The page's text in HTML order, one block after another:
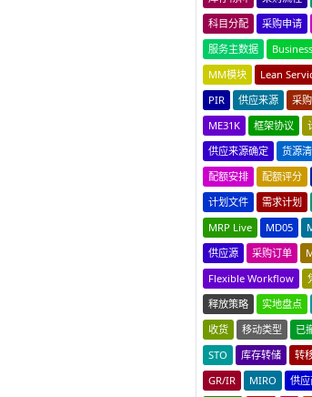
科目分配
采购申请
服务主数据
MM模块
Lean
PIR
供应来源 采
ME31K
框架协议
供应来源确定
货源
配额安排
配额评分
计划文件
需求计划
MRP Live
MD05
供应源
采购订单
Flexible Workflow
释放策略
实地盘点
收货
移动类型 已
STO
库存转储 转
GR/IR
MIRO 供